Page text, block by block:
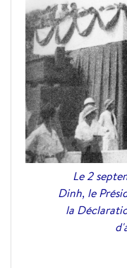
Le 2
Dinh, le
la